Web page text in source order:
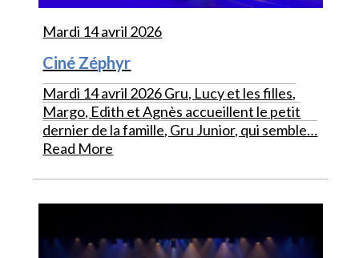
Mardi 14 avril 2026
Ciné Zéphyr
Mardi 14 avril 2026 Gru, Lucy et les filles,
Margo, Edith et Agnès accueillent le petit
dernier de la famille, Gru Junior, qui semble…
Read More